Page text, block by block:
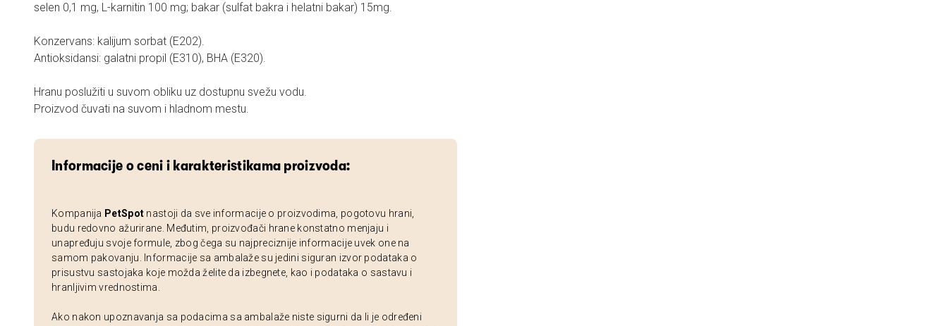
selen 0,1 mg, L-karnitin 100 mg; bakar (sulfat bakra i helatni bakar) 15mg.
Konzervans: kalijum sorbat (E202).
Antioksidansi: galatni propil (E310), BHA (E320).
Hranu poslužiti u suvom obliku uz dostupnu svežu vodu.
Proizvod čuvati na suvom i hladnom mestu.
Informacije o ceni i karakteristikama proizvoda:
Kompanija PetSpot nastoji da sve informacije o proizvodima, pogotovu hrani,
budu redovno ažurirane. Međutim, proizvođači hrane konstatno menjaju i
unapređuju svoje formule, zbog čega su najpreciznije informacije uvek one na
samom pakovanju. Informacije sa ambalaže su jedini siguran izvor podataka o
prisustvu sastojaka koje možda želite da izbegnete, kao i podataka o sastavu i
hranljivim vrednostima.
Ako nakon upoznavanja sa podacima sa ambalaže niste sigurni da li je određeni